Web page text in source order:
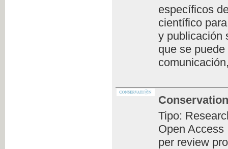
específicos
científico
y publicación
que se
Tipo:
Open Access
per review